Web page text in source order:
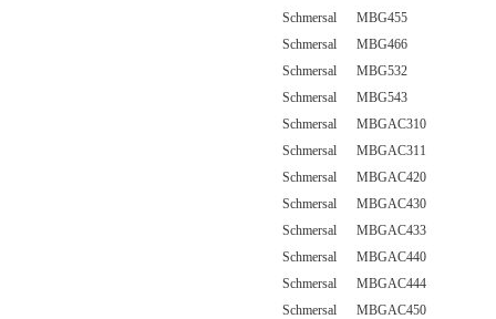
Schmersal MBG455
Schmersal MBG466
Schmersal MBG532
Schmersal MBG543
Schmersal MBGAC310
Schmersal MBGAC311
Schmersal MBGAC420
Schmersal MBGAC430
Schmersal MBGAC433
Schmersal MBGAC440
Schmersal MBGAC444
Schmersal MBGAC450